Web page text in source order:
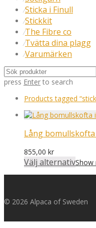
⁄Sticka i Finull
⁄Stickkit
⁄The Fibre co
⁄Tvätta dina plagg
⁄Varumärken
press Enter to search
Products tagged
Lång
855,00 kr
Välj alternativShow
© 2026 Alpaca of Sweden